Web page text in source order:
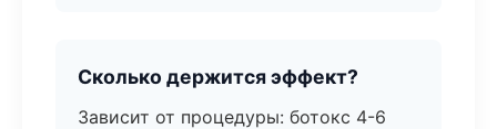
Сколько держится эффект?
Зависит от процедуры: ботокс 4-6